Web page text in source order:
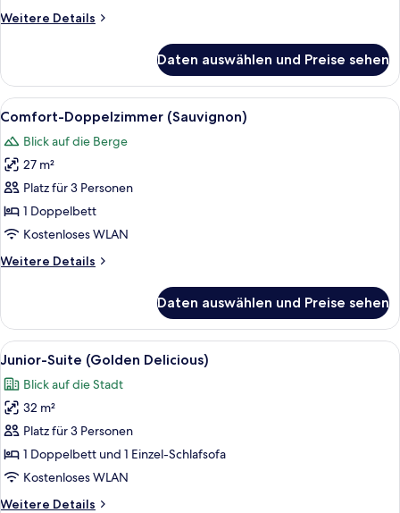
Weitere Details
Weitere
Doppelzimmer
(Gewürztraminer)
Daten auswählen und Preise sehen
Alle
Fotos
für
Comfort-
Doppelzimmer
(Sauvignon)
anzeigen
Ein Hotelzimmer mit Bett,
4
Comfort-Doppelzimmer (Sauvignon)
Blick auf die Berge
27 m²
Platz für 3 Personen
1 Doppelbett
Kostenloses WLAN
Weitere Details
Weitere
Doppelzimmer
(Sauvignon)
Daten auswählen und Preise sehen
Alle
Fotos
für
Junior-
Suite
(Golden
Delicious)
Ein modernes Hotelzimmer mit
5
Junior-Suite (Golden Delicious)
Blick auf die Stadt
32 m²
Platz für 3 Personen
1 Doppelbett und 1 Einzel-Schlafsofa
Kostenloses WLAN
Weitere Details
Weitere